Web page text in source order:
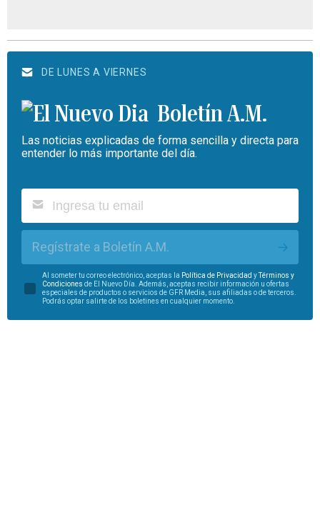
DE LUNES A VIERNES
Boletín A.M.
Las noticias explicadas de forma sencilla y directa para
entender lo más importante del día.
Regístrate a Boletín A.M.
Al someter tu correo electrónico, aceptas la Política de Privacidad yTérminos y
Condiciones de El Nuevo Día. Además, aceptas recibir información u ofertas
especiales de productos o servicios de GFR Media, sus afiliadas o de terceros.
Podrás optar salirte de los boletines en cualquier momento.